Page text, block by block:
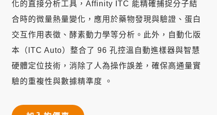
化的直接分析工具，Affinity ITC 能精確捕捉分子結
合時的微量熱量變化，應用於藥物發現與驗證、蛋白
交互作用表徵、酵素動力學等分析。此外，自動化版
本（ITC Auto）整合了 96 孔控溫自動進樣器與智慧
硬體定位技術，消除了人為操作誤差，確保高通量實
驗的重複性與數據精準度 。